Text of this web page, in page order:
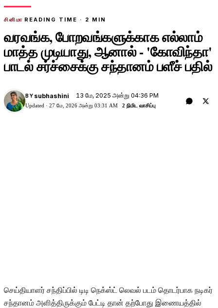
சினிமா READING TIME · 2 MIN
வரவங்க, போறவங்களுக்காக எல்லாம்
மாத்த முடியாது, ஆனால் - 'கோவிந்தா'
பாடல் சர்ச்சைக்கு சந்தானம் பளீச் பதில்
BY subhashini 13 மே, 2025 அன்று 04:36 PM
Updated · 27 மே, 2026 அன்று 03:31 AM 2 நிமிட வாசிப்பு
செய்தியாளர் சந்திப்பில் டிடி நெக்ஸ்ட் லெவல் படம் தொடர்பாக நடிகர்
சந்தானம் அளித்திருக்கும் பேட்டி தான் தற்போது இணையத்தில்